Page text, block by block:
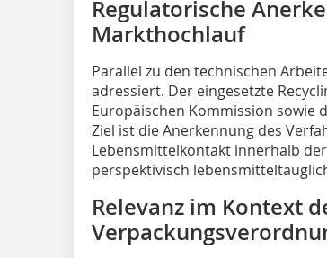
Regulatorische
Markthochlauf
Parallel zu den technischen
adressiert. Der eingesetzte
Europäischen Kommission sowie
Ziel ist die Anerkennung des
Lebensmittelkontakt innerhalb
perspektivisch
Relevanz im Kontext